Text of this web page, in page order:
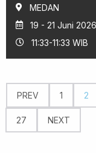
MEDAN
19 - 21 Juni 2026
11:33-11:33 WIB
PREV 1 2
27 NEXT